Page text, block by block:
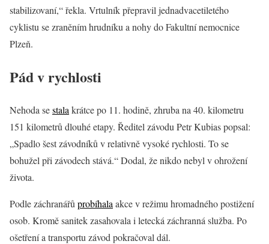
stabilizovaní,“ řekla. Vrtulník přepravil jednadvacetiletého
cyklistu se zraněním hrudníku a nohy do Fakultní nemocnice
Plzeň.
Pád v rychlosti
Nehoda sestala krátce po 11. hodině, zhruba na 40. kilometru
151 kilometrů dlouhé etapy. Ředitel závodu Petr Kubias popsal:
„Spadlo šest závodníků v relativně vysoké rychlosti. To se
bohužel při závodech stává.“ Dodal, že nikdo nebyl v ohrožení
života.
Podle záchranářů probíhala akce v režimu hromadného postižení
osob. Kromě sanitek zasahovala i letecká záchranná služba. Po
ošetření a transportu závod pokračoval dál.